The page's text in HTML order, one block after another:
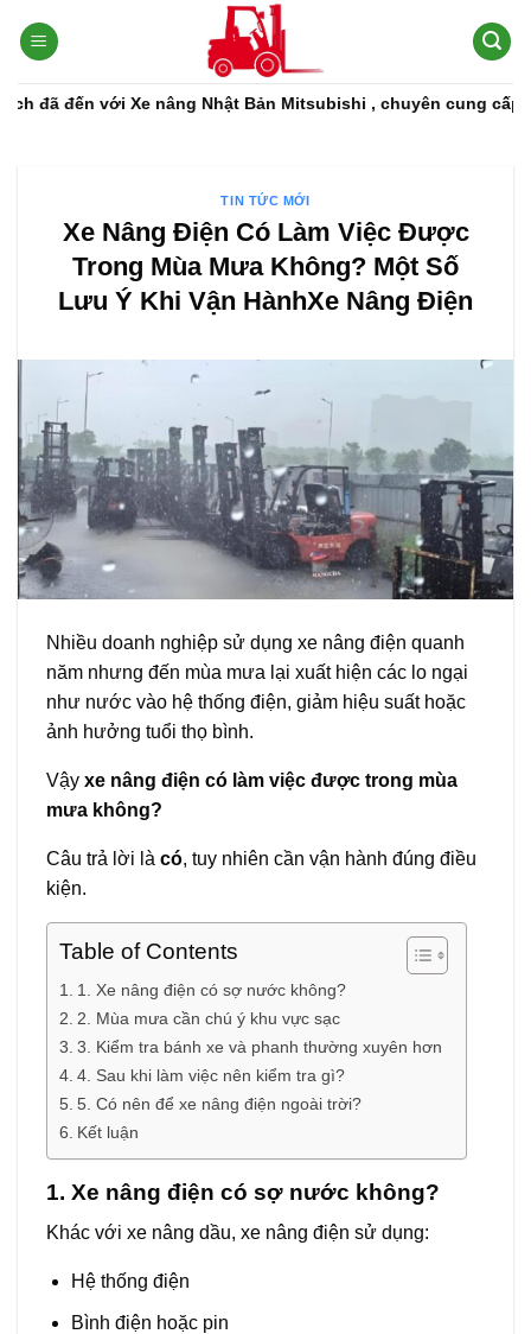
qua
dungđến với Xe nâng Nhật Bản Mitsubishi , chuyên cung cấp
TIN TỨC MỚI
Xe Nâng Điện Có Làm Việc Được
Trong Mùa Mưa Không? Một Số
Lưu Ý Khi Vận HànhXe Nâng Điện
Nhiều doanh nghiệp sử dụng xe nâng điện quanh
năm nhưng đến mùa mưa lại xuất hiện các lo ngại
như nước vào hệ thống điện, giảm hiệu suất hoặc
ảnh hưởng tuổi thọ bình.
Vậy xe nâng điện có làm việc được trong mùa
mưa không?
Câu trả lời là có, tuy nhiên cần vận hành đúng điều
kiện.
Table of Contents
1. Xe nâng điện có sợ nước không?
2. Mùa mưa cần chú ý khu vực sạc
3. Kiểm tra bánh xe và phanh thường xuyên hơn
4. Sau khi làm việc nên kiểm tra gì?
5. Có nên để xe nâng điện ngoài trời?
Kết luận
1. Xe nâng điện có sợ nước không?
Khác với xe nâng dầu, xe nâng điện sử dụng:
Hệ thống điện
Bình điện hoặc pin